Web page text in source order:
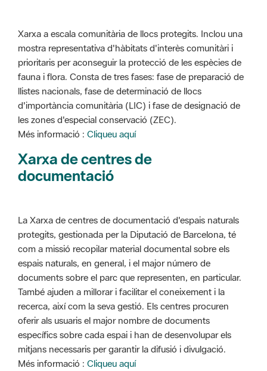
Xarxa a escala comunitària de llocs protegits. Inclou una
mostra representativa d'hàbitats d'interès comunitàri i
prioritaris per aconseguir la protecció de les espècies de
fauna i flora. Consta de tres fases: fase de preparació de
llistes nacionals, fase de determinació de llocs
d'importància comunitària (LIC) i fase de designació de
les zones d'especial conservació (ZEC).
Més informació : Cliqueu aquí
Xarxa de centres de
documentació
La Xarxa de centres de documentació d'espais naturals
protegits, gestionada per la Diputació de Barcelona, té
com a missió recopilar material documental sobre els
espais naturals, en general, i el major número de
documents sobre el parc que representen, en particular.
També ajuden a millorar i facilitar el coneixement i la
recerca, així com la seva gestió. Els centres procuren
oferir als usuaris el major nombre de documents
específics sobre cada espai i han de desenvolupar els
mitjans necessaris per garantir la difusió i divulgació.
Més informació : Cliqueu aquí